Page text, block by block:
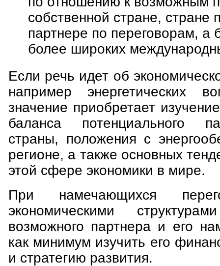
собственной стране, стране
партнере по переговорам, а
более широких
Если речь идет об
например энергетических
значение приобретает
баланса потенциального
страны, положения с
регионе, а также основных
этой сфере экономики в мире.
При намечающихся
экономическими
возможного партнера и его
как минимум изучить его
и стратегию развития.